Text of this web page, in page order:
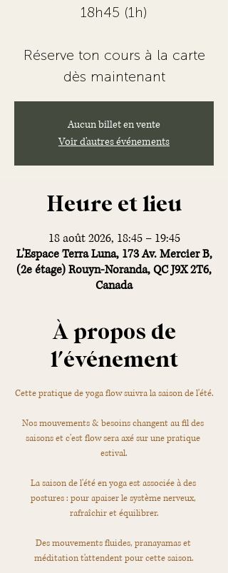
18h45 (1h)
Réserve ton cours à la carte
dès maintenant
Aucun billet en vente
Voir d'autres événements
Heure et lieu
18 août 2026, 18:45 – 19:45
L'Espace Terra Luna, 173 Av. Mercier B,
(2e étage) Rouyn-Noranda, QC J9X 2T6,
Canada
À propos de
l'événement
Cette pratique de yoga flow suivra la saison de l'été.
Nos mouvements & besoins changent au fil des
saisons et c'est flow sera axé sur une pratique
estival.
La saison de l'été en yoga est associée à des
postures : pour apaiser le système nerveux,
rafraîchir et équilibrer.
Des mouvements fluides, pranayamas et
méditation t'attendent pour cette saison.